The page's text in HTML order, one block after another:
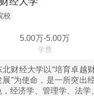
校
5.00万-5.00万
北财经大学以“培育卓越
”为使命，是一所突出
经济学、管理学、法学